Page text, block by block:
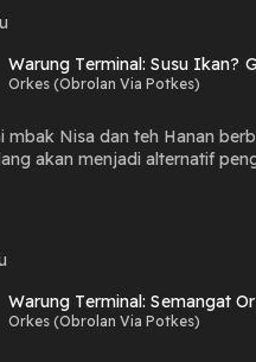
dikelola bersama
di usia muda membuat kak
kamu yakin gak
Warung Terminal: Susu Ikan?
Orkes (Obrolan Via Potkes)
mbak Nisa dan teh Hanan
pengganti susu sapi. Kamu harus tau kalau susu ikan
memiliki kandungan protein yang tinggi. Tapi
langsung rasa susu ikan juga loh. Gimana ya
Warung Terminal: Semangat
Orkes (Obrolan Via Potkes)